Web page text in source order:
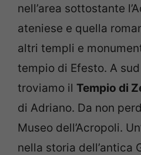
nell’area sottostante
ateniese e quella
altri templi e
tempio di Efesto. A
troviamo il Tempio di
di Adriano. Da non
Museo dell’Acropoli.
nella storia dell’antica